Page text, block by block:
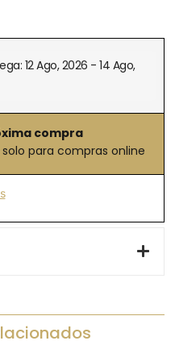
12 Ago, 2026 - 14 Ago,
compra
para compras online